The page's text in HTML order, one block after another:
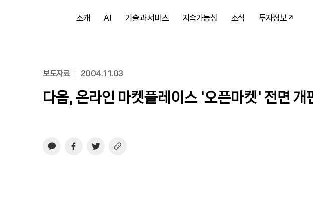
소개 AI 기술과 서비스 지속가능성 소식 투자정보
보도자료 2004.11.03
다음, 온라인 마켓플레이스 ‘오픈마켓’ 전면 개